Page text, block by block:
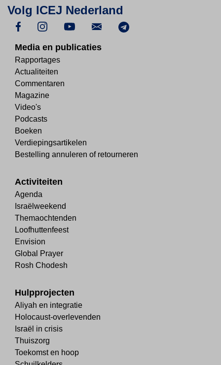
Volg ICEJ Nederland
Media en publicaties
Rapportages
Actualiteiten
Commentaren
Magazine
Video's
Podcasts
Boeken
Verdiepingsartikelen
Bestelling annuleren of retourneren
Activiteiten
Agenda
Israëlweekend
Themaochtenden
Loofhuttenfeest
Envision
Global Prayer
Rosh Chodesh
Hulpprojecten
Aliyah en integratie
Holocaust-overlevenden
Israël in crisis
Thuiszorg
Toekomst en hoop